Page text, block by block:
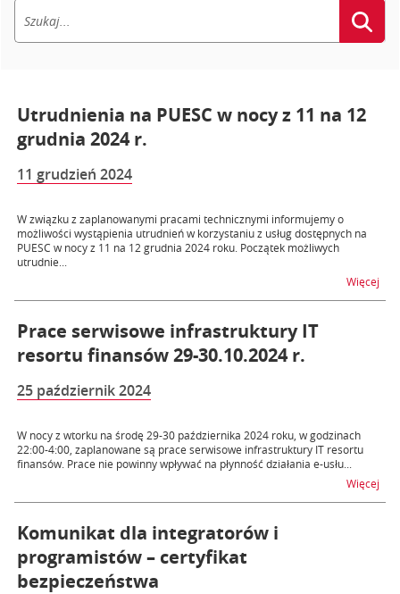
Utrudnienia na PUESC w nocy z 11 na 12
grudnia 2024 r.
11 grudzień 2024
W związku z zaplanowanymi pracami technicznymi informujemy o
możliwości wystąpienia utrudnień w korzystaniu z usług dostępnych na
PUESC w nocy z 11 na 12 grudnia 2024 roku. Początek możliwych
utrudnie...
Więcej
Prace serwisowe infrastruktury IT
resortu finansów 29-30.10.2024 r.
25 październik 2024
W nocy z wtorku na środę 29-30 października 2024 roku, w godzinach
22:00-4:00, zaplanowane są prace serwisowe infrastruktury IT resortu
finansów. Prace nie powinny wpływać na płynność działania e-usłu...
Więcej
Komunikat dla integratorów i
programistów – certyfikat
bezpieczeństwa